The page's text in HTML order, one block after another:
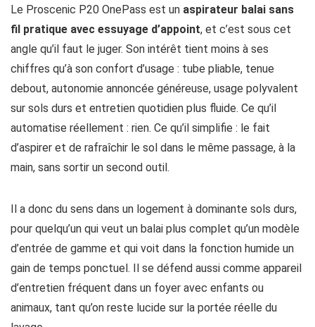
Le Proscenic P20 OnePass est un aspirateur balai sans
fil pratique avec essuyage d’appoint, et c’est sous cet
angle qu’il faut le juger. Son intérêt tient moins à ses
chiffres qu’à son confort d’usage : tube pliable, tenue
debout, autonomie annoncée généreuse, usage polyvalent
sur sols durs et entretien quotidien plus fluide. Ce qu’il
automatise réellement : rien. Ce qu’il simplifie : le fait
d’aspirer et de rafraîchir le sol dans le même passage, à la
main, sans sortir un second outil.
Il a donc du sens dans un logement à dominante sols durs,
pour quelqu’un qui veut un balai plus complet qu’un modèle
d’entrée de gamme et qui voit dans la fonction humide un
gain de temps ponctuel. Il se défend aussi comme appareil
d’entretien fréquent dans un foyer avec enfants ou
animaux, tant qu’on reste lucide sur la portée réelle du